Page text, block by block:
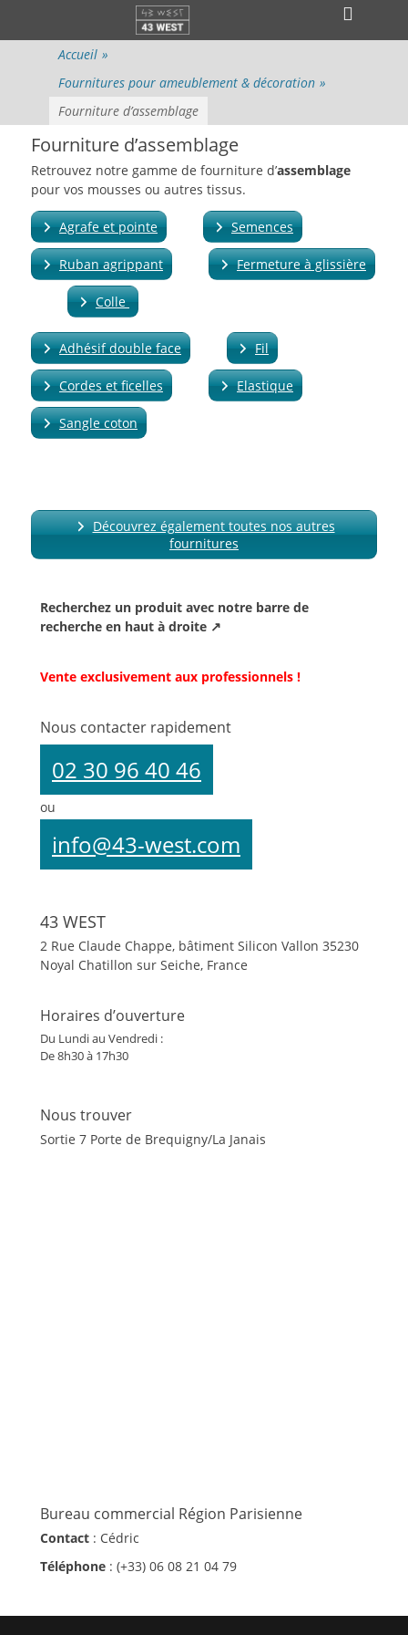
Menu principal
contenu
l’en-
Accueil »
Fournitures pour ameublement & décoration »
Fourniture d’assemblage
Fourniture d’assemblage
Retrouvez notre gamme de fourniture d’assemblage
pour vos mousses ou autres tissus.
Agrafe et pointe Semences
Ruban agrippant Fermeture à glissière
Colle
Adhésif double face Fil
Cordes et ficelles Elastique
Sangle coton
Découvrez également toutes nos autres
fournitures
Recherchez un produit avec notre barre de
recherche en haut à droite ↗
Vente exclusivement aux professionnels !
Nous contacter rapidement
02 30 96 40 46
ou
info@43-west.com
43 WEST
2 Rue Claude Chappe, bâtiment Silicon Vallon 35230
Noyal Chatillon sur Seiche, France
Horaires d’ouverture
Du Lundi au Vendredi :
De 8h30 à 17h30
Nous trouver
Sortie 7 Porte de Brequigny/La Janais
Bureau commercial Région Parisienne
Contact : Cédric
Téléphone : (+33) 06 08 21 04 79